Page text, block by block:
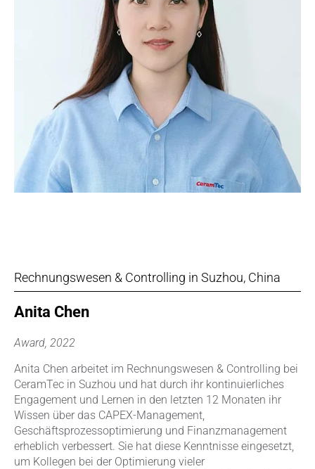
Rechnungswesen & Controlling in Suzhou, China
Anita Chen
Award, 2022
Anita Chen arbeitet im Rechnungswesen & Controlling bei
CeramTec in Suzhou und hat durch ihr kontinuierliches
Engagement und Lernen in den letzten 12 Monaten ihr
Wissen über das CAPEX-Management,
Geschäftsprozessoptimierung und Finanzmanagement
erheblich verbessert. Sie hat diese Kenntnisse eingesetzt,
um Kollegen bei der Optimierung vieler